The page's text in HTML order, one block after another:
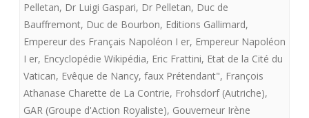
XVII
Pelletan, Dr Luigi Gaspari, Dr Pelletan, Duc de
Bauffremont, Duc de Bourbon, Editions Gallimard,
Empereur des Français Napoléon I er, Empereur Napoléon
I er, Encyclopédie Wikipédia, Eric Frattini, Etat de la Cité du
Vatican, Evêque de Nancy, faux Prétendant", François
Athanase Charette de La Contrie, Frohsdorf (Autriche),
GAR (Groupe d'Action Royaliste), Gouverneur Irène